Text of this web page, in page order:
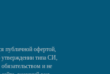
публичной офертой,
типа СИ,
и не